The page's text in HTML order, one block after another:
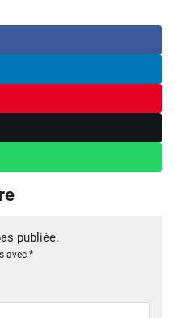
publiée.
avec *